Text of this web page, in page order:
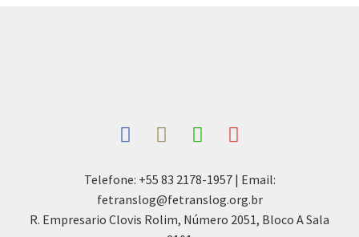
Telefone: +55 83 2178-1957 | Email:
fetranslog@fetranslog.org.br
R. Empresario Clovis Rolim, Número 2051, Bloco A Sala